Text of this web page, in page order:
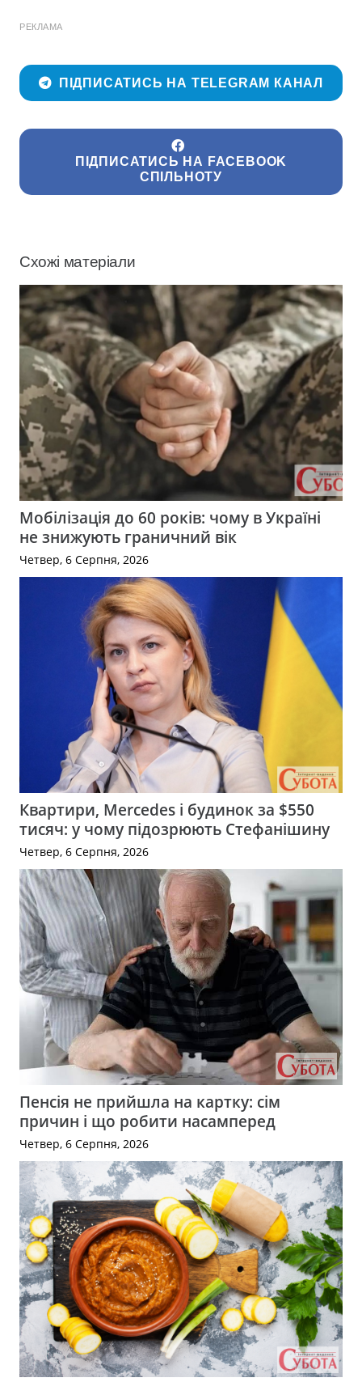
РЕКЛАМА
ПІДПИСАТИСЬ НА TELEGRAM КАНАЛ
ПІДПИСАТИСЬ НА FACEBOOK
СПІЛЬНОТУ
Схожі матеріали
Мобілізація до 60 років: чому в Україні
не знижують граничний вік
Четвер, 6 Серпня, 2026
Квартири, Mercedes і будинок за $550
тисяч: у чому підозрюють Стефанішину
Четвер, 6 Серпня, 2026
Пенсія не прийшла на картку: сім
причин і що робити насамперед
Четвер, 6 Серпня, 2026